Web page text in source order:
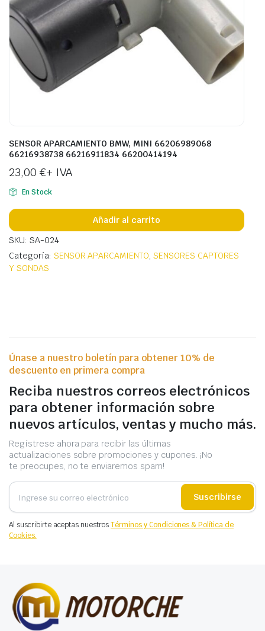
SENSOR APARCAMIENTO BMW, MINI 66206989068
66216938738 66216911834 66200414194
23,00 €+ IVA
En Stock
Añadir al carrito
SKU: SA-024
Categoría: SENSOR APARCAMIENTO,SENSORES CAPTORES
Y SONDAS
Únase a nuestro boletín para obtener 10% de
descuento en primera compra
Reciba nuestros correos electrónicos
para obtener información sobre
nuevos artículos, ventas y mucho más.
Regístrese ahora para recibir las últimas
actualizaciones sobre promociones y cupones. ¡No
te preocupes, no te enviaremos spam!
Suscribirse
Al suscribirte aceptas nuestrosTérminos y Condiciones & Política de
Cookies.